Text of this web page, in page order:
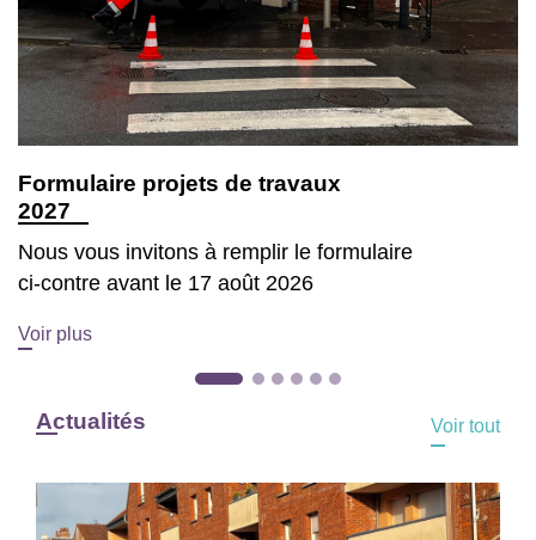
Formulaire projets de travaux
2027
Nous vous invitons à remplir le formulaire
ci-contre avant le 17 août 2026
Voir plus
Actualités Voir tout